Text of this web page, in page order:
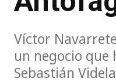
Víctor
un negocio
Sebastián